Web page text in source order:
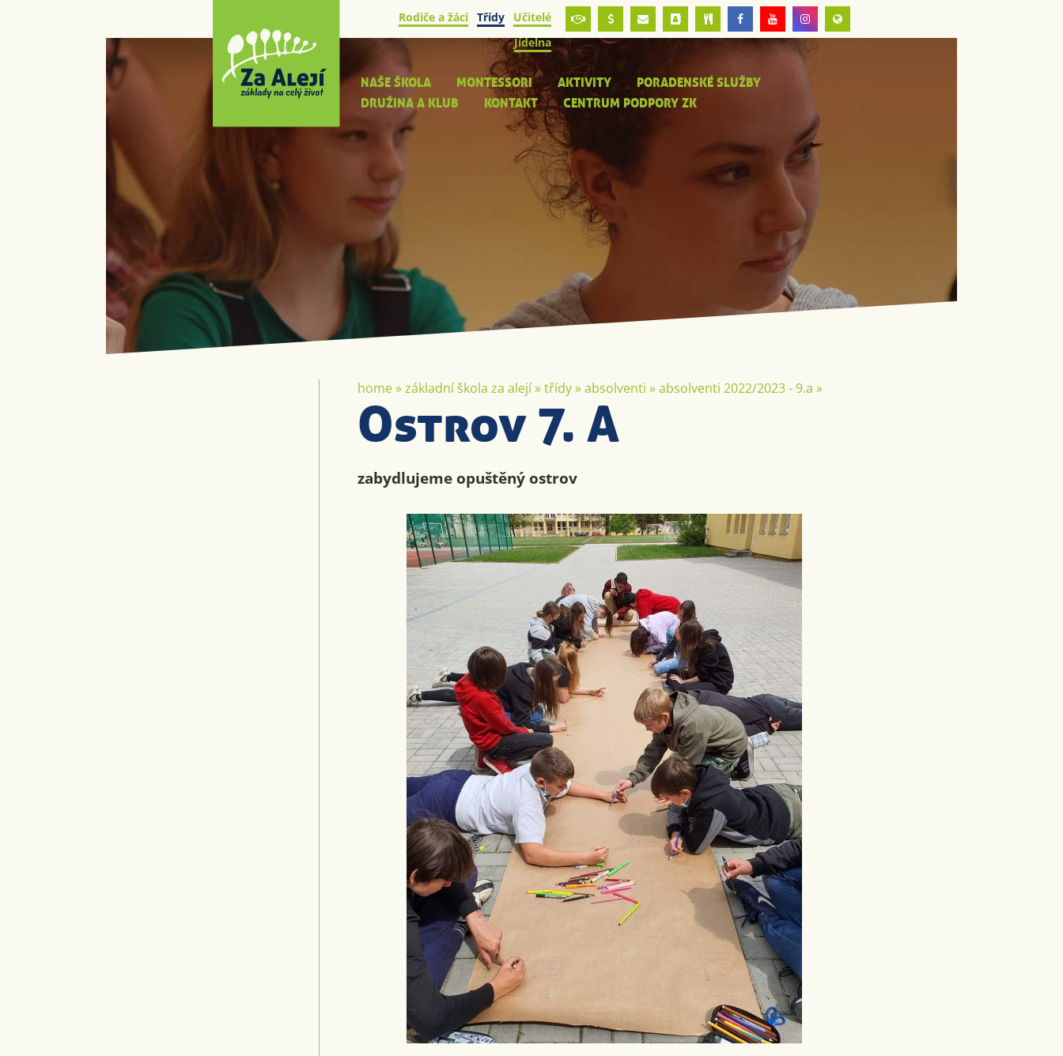
Rodiče a žáci Třídy
Učitelé
Jídelna
NAŠE ŠKOLA MONTESSORI AKTIVITY
PORADENSKÉ SLUŽBY
DRUŽINA A KLUB
KONTAKT CENTRUM PODPORY ZK
home»základní škola za alejí»třídy»absolventi »absolventi 2022/2023 - 9.a »
Ostrov 7. A
zabydlujeme opuštěný ostrov